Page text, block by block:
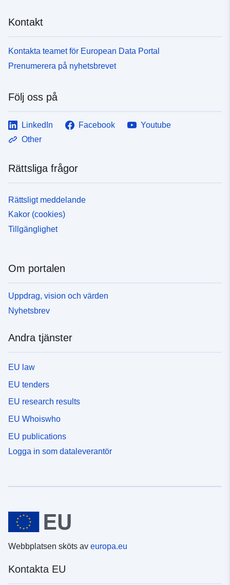
Kontakt
Kontakta teamet för European Data Portal
Prenumerera på nyhetsbrevet
Följ oss på
LinkedIn Facebook
Youtube
Other
Rättsliga frågor
Rättsligt meddelande
Kakor (cookies)
Tillgänglighet
Om portalen
Uppdrag, vision och värden
Nyhetsbrev
Andra tjänster
EU law
EU tenders
EU research results
EU Whoiswho
EU publications
Logga in som dataleverantör
Webbplatsen sköts av europa.eu
Kontakta EU